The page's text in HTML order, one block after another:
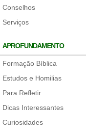
Conselhos
Serviços
APROFUNDAMENTO
Formação Bíblica
Estudos e Homilias
Para Refletir
Dicas Interessantes
Curiosidades